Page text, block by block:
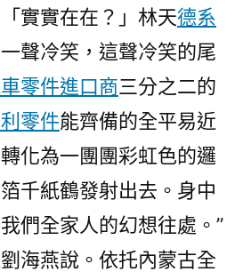
實實在在？」林天德系
聲冷笑，這聲冷笑的尾
零件進口商三分之二的
零件能齊備的全平易近
化為一團團彩虹色的邏
千紙鶴發射出去。身中
們全家人的幻想往處。”
海燕說。依托內蒙古全